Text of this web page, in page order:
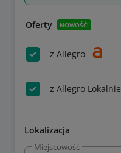
Oferty NOWOŚĆ!
z Allegro
z Allegro Lokalnie
Lokalizacja
Miejscowość